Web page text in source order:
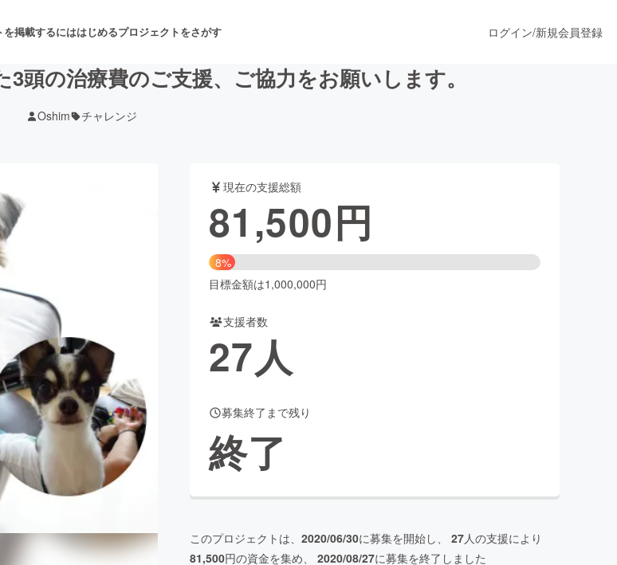
を掲載するにははじめるプロジェクトをさがす
舞台・パフォーマンス
発 ファッション
ビューティー・ヘルスケア
for Social GoodCAMPFIRE Creation
ふるさと納税machi-yaコミュニティ
ログイン/新規会員登録
3頭の治療費のご支援、ご協力をお願いします。
Oshim チャレンジ
現在の支援総額
81,500円
8%
目標金額は1,000,000円
支援者数
27人
募集終了まで残り
終了
このプロジェクトは、 2020/06/30に募集を開始し、 27人の支援により
81,500円の資金を集め、 2020/08/27に募集を終了しました